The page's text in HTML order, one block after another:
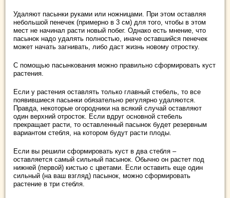
Удаляют пасынки руками или ножницами. При этом оставляя
небольшой пенечек (примерно в 3 см) для того, чтобы в этом
мест не начинал расти новый побег. Однако есть мнение, что
пасынок надо удалять полностью, иначе оставшийся пенечек
может начать загнивать, либо даст жизнь новому отростку.
С помощью пасынкования можно правильно сформировать куст
растения.
Если у растения оставлять только главный стебель, то все
появившиеся пасынки обязательно регулярно удаляются.
Правда, некоторые огородники на всякий случай оставляют
один верхний отросток. Если вдруг основной стебель
прекращает расти, то оставленный пасынок будет резервным
вариантом стебля, на котором будут расти плоды.
Если вы решили сформировать куст в два стебля –
оставляется самый сильный пасынок. Обычно он растет под
нижней (первой) кистью с цветами. Если оставить еще один
сильный (на ваш взгляд) пасынок, можно сформировать
растение в три стебля.